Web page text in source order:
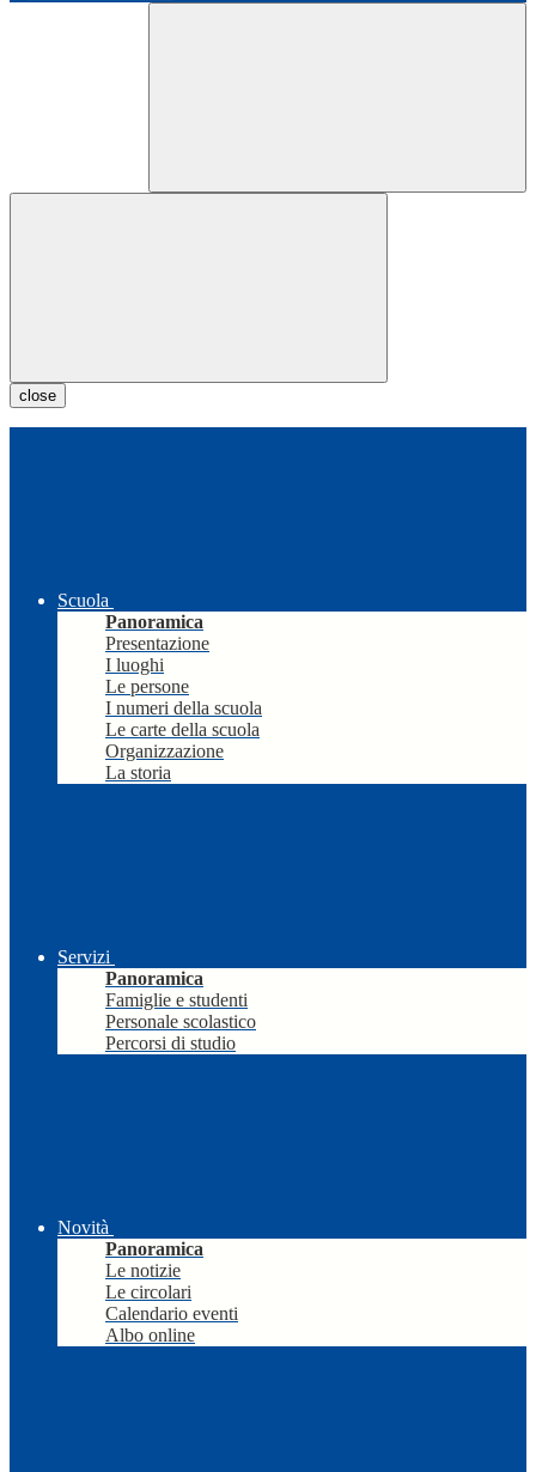
close
Scuola
Panoramica
Presentazione
I luoghi
Le persone
I numeri della scuola
Le carte della scuola
Organizzazione
La storia
Servizi
Panoramica
Famiglie e studenti
Personale scolastico
Percorsi di studio
Novità
Panoramica
Le notizie
Le circolari
Calendario eventi
Albo online